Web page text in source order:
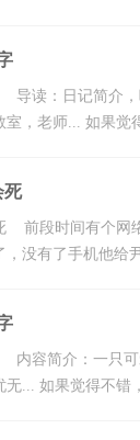
导读：日记简介
室，老师... 如果觉
死
前段时间有个网
，没有了手机他给
内容简介：一只可
无... 如果觉得不错